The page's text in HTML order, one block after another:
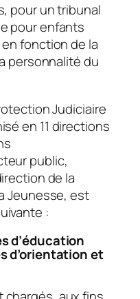
pour un tribunal
pour enfants
fonction de la
personnalité du
Judiciaire
en 11 directions
public,
de la
Jeunesse, est
:
d’éducation
d’orientation et